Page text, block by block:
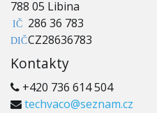
788 05 Libina
IČ 286 36 783
DIČCZ28636783
Kontakty
+420 736 614 504
techvaco@seznam.cz